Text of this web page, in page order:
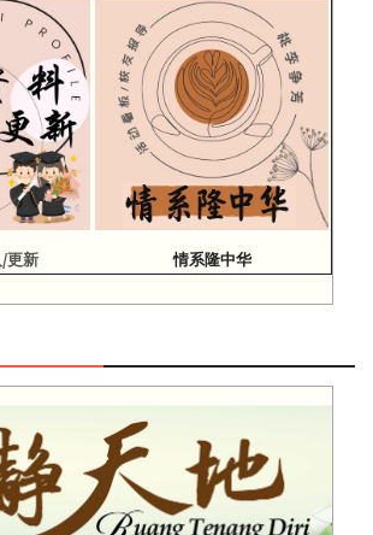
更新 情系隆中华